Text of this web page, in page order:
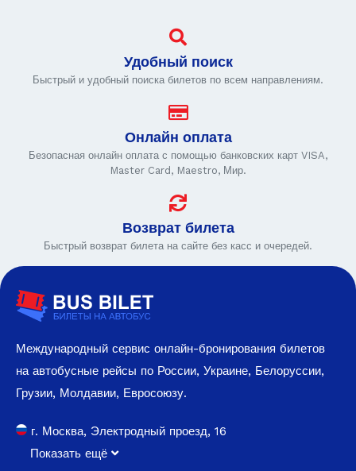
Удобный поиск
Быстрый и удобный поиска билетов по всем направлениям.
Онлайн оплата
Безопасная онлайн оплата с помощью банковских карт VISA,
Master Card, Maestro, Мир.
Возврат билета
Быстрый возврат билета на сайте без касс и очередей.
Международный сервис онлайн-бронирования билетов
на автобусные рейсы по России, Украине, Белоруссии,
Грузии, Молдавии, Евросоюзу.
г. Москва, Электродный проезд, 16
Показать ещё